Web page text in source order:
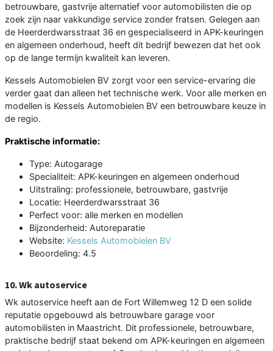
betrouwbare, gastvrije alternatief voor automobilisten die op
zoek zijn naar vakkundige service zonder fratsen. Gelegen aan
de Heerderdwarsstraat 36 en gespecialiseerd in APK-keuringen
en algemeen onderhoud, heeft dit bedrijf bewezen dat het ook
op de lange termijn kwaliteit kan leveren.
Kessels Automobielen BV zorgt voor een service-ervaring die
verder gaat dan alleen het technische werk. Voor alle merken en
modellen is Kessels Automobielen BV een betrouwbare keuze in
de regio.
Praktische informatie:
Type: Autogarage
Specialiteit: APK-keuringen en algemeen onderhoud
Uitstraling: professionele, betrouwbare, gastvrije
Locatie: Heerderdwarsstraat 36
Perfect voor: alle merken en modellen
Bijzonderheid: Autoreparatie
Website: Kessels Automobielen BV
Beoordeling: 4.5
10. Wk autoservice
Wk autoservice heeft aan de Fort Willemweg 12 D een solide
reputatie opgebouwd als betrouwbare garage voor
automobilisten in Maastricht. Dit professionele, betrouwbare,
praktische bedrijf staat bekend om APK-keuringen en algemeen